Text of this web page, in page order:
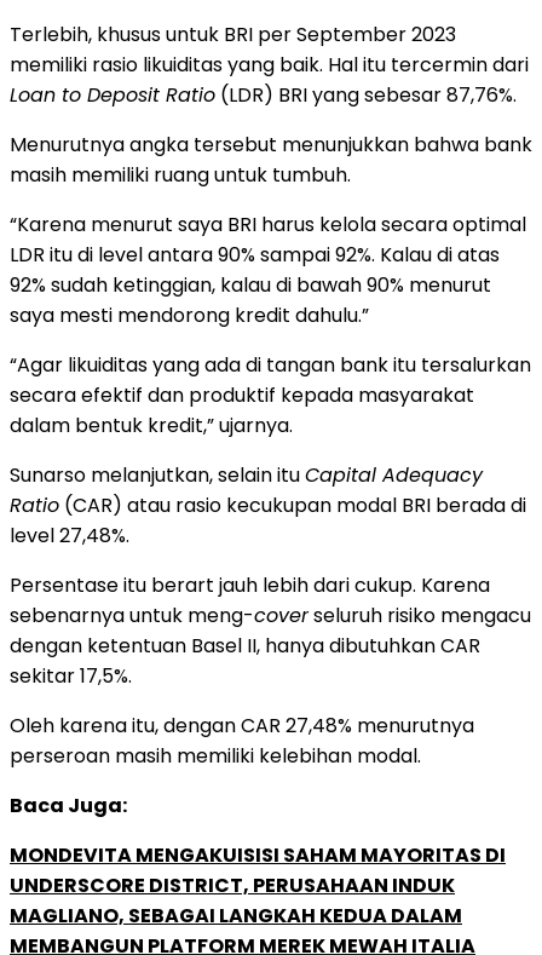
Terlebih, khusus untuk BRI per September 2023
memiliki rasio likuiditas yang baik. Hal itu tercermin dari
Loan to Deposit Ratio (LDR) BRI yang sebesar 87,76%.
Menurutnya angka tersebut menunjukkan bahwa bank
masih memiliki ruang untuk tumbuh.
“Karena menurut saya BRI harus kelola secara optimal
LDR itu di level antara 90% sampai 92%. Kalau di atas
92% sudah ketinggian, kalau di bawah 90% menurut
saya mesti mendorong kredit dahulu.”
“Agar likuiditas yang ada di tangan bank itu tersalurkan
secara efektif dan produktif kepada masyarakat
dalam bentuk kredit,” ujarnya.
Sunarso melanjutkan, selain ituCapital Adequacy
Ratio (CAR) atau rasio kecukupan modal BRI berada di
level 27,48%.
Persentase itu berart jauh lebih dari cukup. Karena
sebenarnya untuk meng-coverseluruh risiko mengacu
dengan ketentuan Basel II, hanya dibutuhkan CAR
sekitar 17,5%.
Oleh karena itu, dengan CAR 27,48% menurutnya
perseroan masih memiliki kelebihan modal.
Baca Juga:
MONDEVITA MENGAKUISISI SAHAM MAYORITAS DI
UNDERSCORE DISTRICT, PERUSAHAAN INDUK
MAGLIANO, SEBAGAI LANGKAH KEDUA DALAM
MEMBANGUN PLATFORM MEREK MEWAH ITALIA